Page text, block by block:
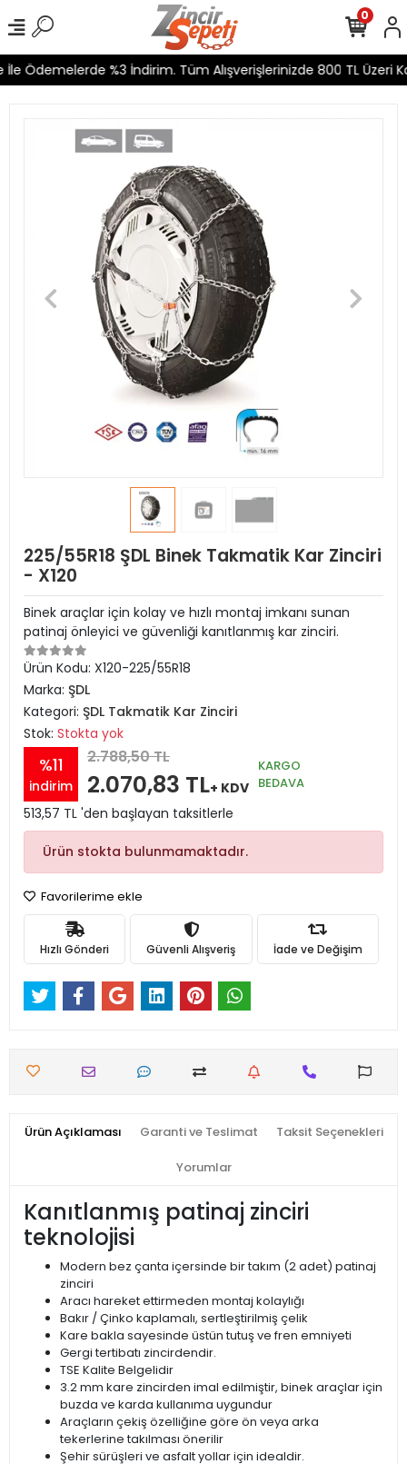
Ödemelerde %3 İndirim. Tüm Alışverişlerinizde 800 TL Üzeri
0
225/55R18 ŞDL Binek Takmatik Kar Zinciri
- X120
Binek araçlar için kolay ve hızlı montaj imkanı sunan
patinaj önleyici ve güvenliği kanıtlanmış kar zinciri.
Ürün Kodu: X120-225/55R18
Marka: ŞDL
Kategori: ŞDL Takmatik Kar Zinciri
Stok: Stokta yok
%11
indirim
2.788,50 TL
2.070,83 TL+ KDV
KARGO
BEDAVA
513,57 TL 'den başlayan taksitlerle
Ürün stokta bulunmamaktadır.
Favorilerime ekle
Hızlı Gönderi Güvenli Alışveriş İade ve Değişim
Ürün Açıklaması Garanti ve Teslimat Taksit Seçenekleri
Yorumlar
Kanıtlanmış patinaj zinciri
teknolojisi
Modern bez çanta içersinde bir takım (2 adet) patinaj
zinciri
Aracı hareket ettirmeden montaj kolaylığı
Bakır / Çinko kaplamalı, sertleştirilmiş çelik
Kare bakla sayesinde üstün tutuş ve fren emniyeti
Gergi tertibatı zincirdendir.
TSE Kalite Belgelidir
3.2 mm kare zincirden imal edilmiştir, binek araçlar için
buzda ve karda kullanıma uygundur
Araçların çekiş özelliğine göre ön veya arka
tekerlerine takılması önerilir
Şehir sürüşleri ve asfalt yollar için idealdir.